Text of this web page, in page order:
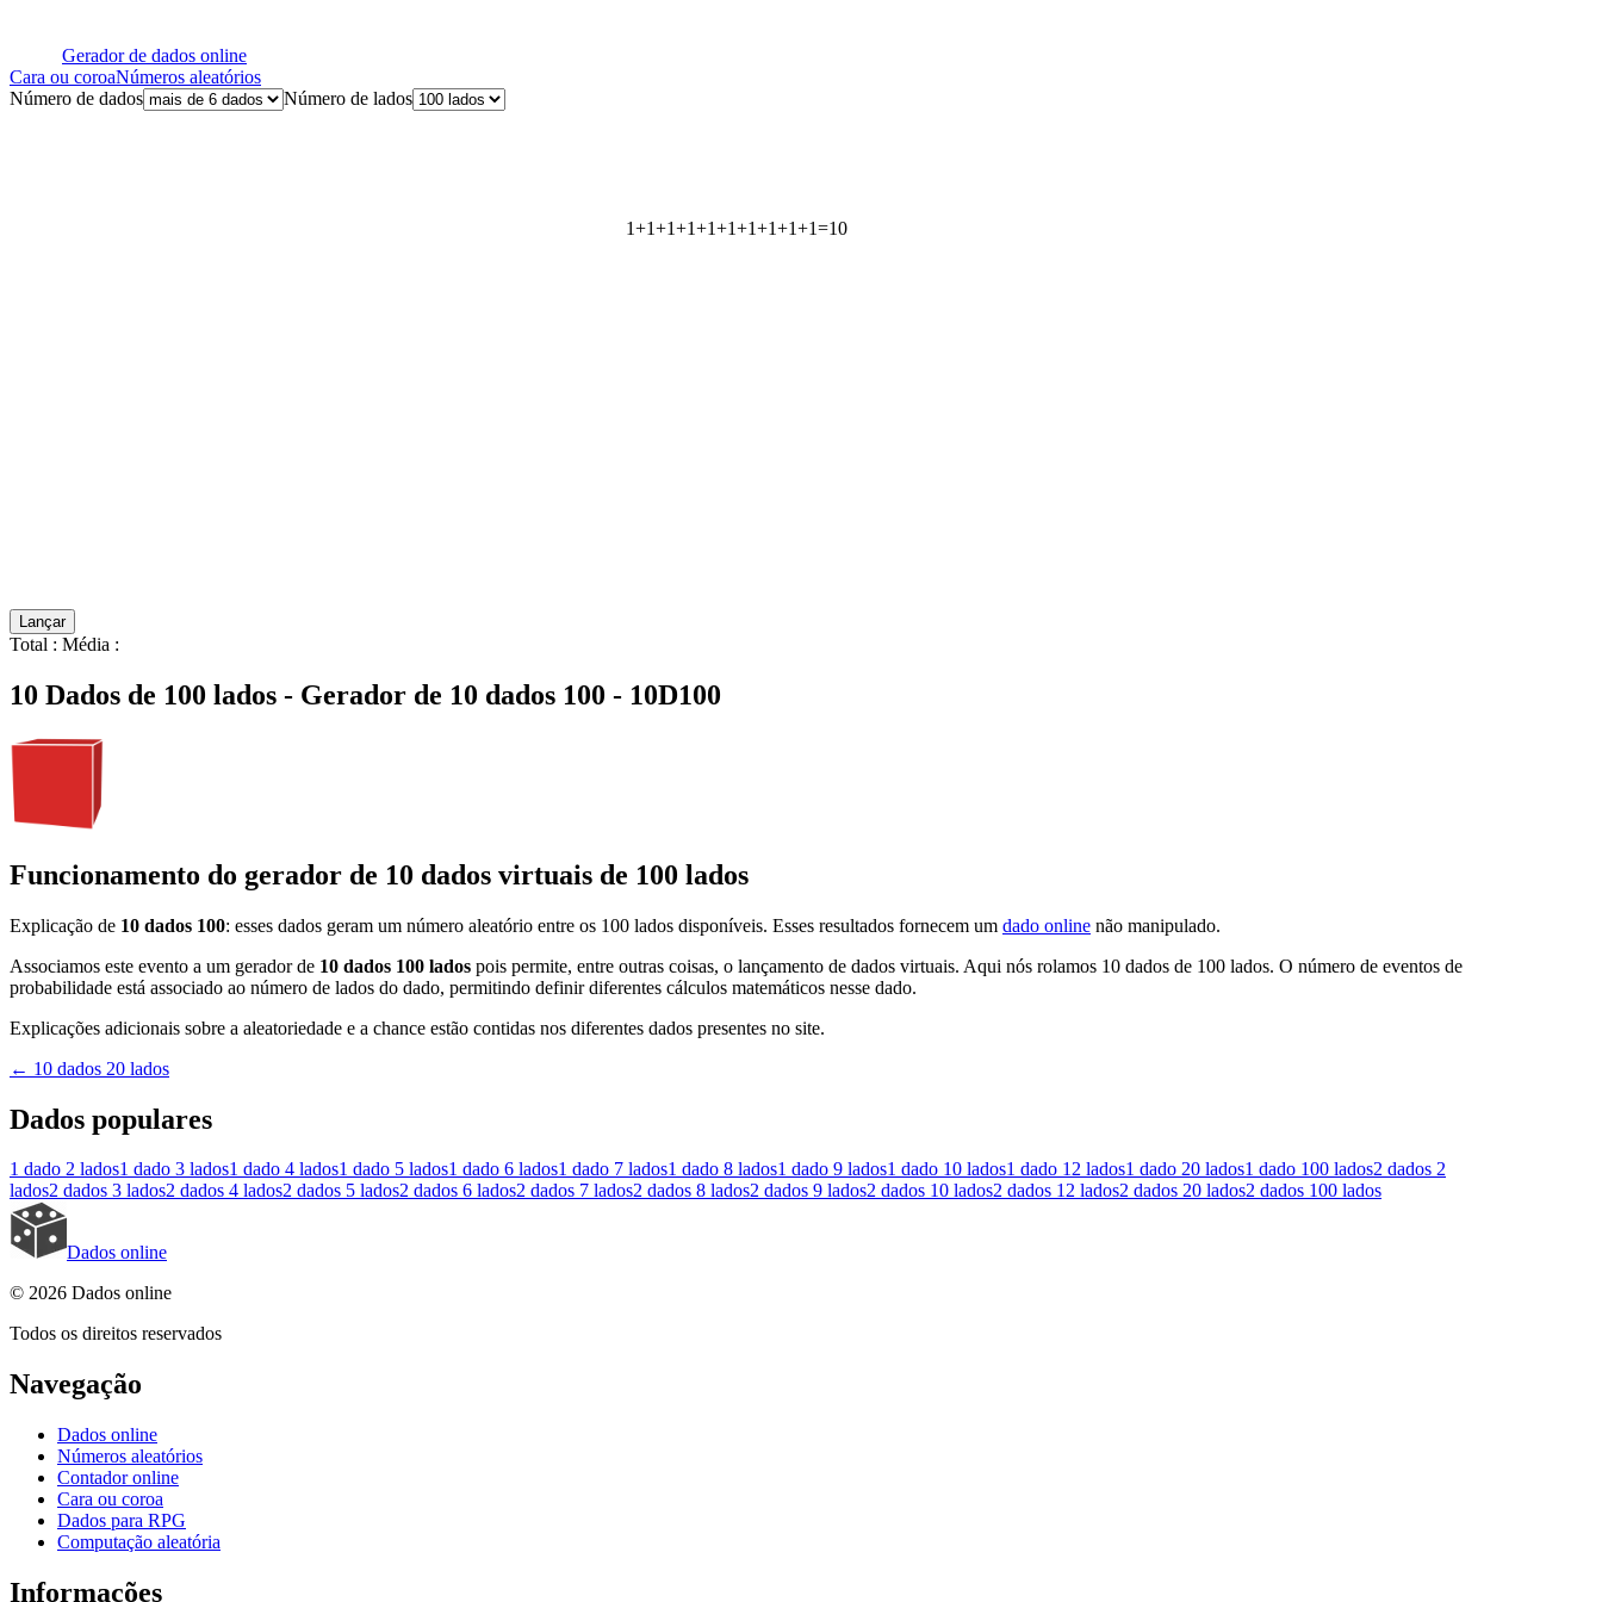
Gerador de dados online
Cara ou coroaNúmeros aleatórios
Número de dados
Número de lados
1+1+1+1+1+1+1+1+1+1=10
Lançar
Total : Média :
10 Dados de 100 lados - Gerador de 10 dados 100 - 10D100
Funcionamento do gerador de 10 dados virtuais de 100 lados
Explicação de 10 dados 100: esses dados geram um número aleatório entre os 100 lados disponíveis. Esses resultados fornecem um dado online não manipulado.
Associamos este evento a um gerador de 10 dados 100 lados pois permite, entre outras coisas, o lançamento de dados virtuais. Aqui nós rolamos 10 dados de 100 lados. O número de eventos de
probabilidade está associado ao número de lados do dado, permitindo definir diferentes cálculos matemáticos nesse dado.
Explicações adicionais sobre a aleatoriedade e a chance estão contidas nos diferentes dados presentes no site.
← 10 dados 20 lados
Dados populares
1 dado 2 lados1 dado 3 lados1 dado 4 lados1 dado 5 lados1 dado 6 lados1 dado 7 lados1 dado 8 lados1 dado 9 lados1 dado 10 lados1 dado 12 lados1 dado 20 lados1 dado 100 lados2 dados 2
lados2 dados 3 lados2 dados 4 lados2 dados 5 lados2 dados 6 lados2 dados 7 lados2 dados 8 lados2 dados 9 lados2 dados 10 lados2 dados 12 lados2 dados 20 lados2 dados 100 lados
Dados online
© 2026 Dados online
Todos os direitos reservados
Navegação
Dados online
Números aleatórios
Contador online
Cara ou coroa
Dados para RPG
Computação aleatória
Informações